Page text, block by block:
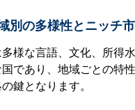
別の多様性とニッチ
様な言語、文化、所得
であり、地域ごとの特
鍵となります。